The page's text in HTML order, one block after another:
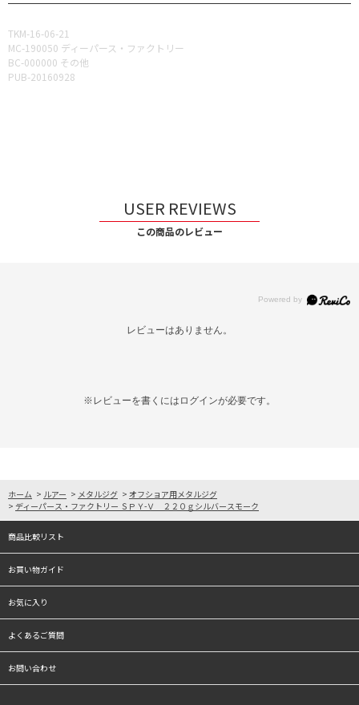
TKM-16-06-21
MC-190050 ディーパース・ファクトリー
BC-000000 その他
PUB-20160928
USER REVIEWS
この商品のレビュー
レビューはありません。
※レビューを書くには ログインが必要です。
ホーム > ルアー > メタルジグ > オフショア用メタルジグ
> ディーパース・ファクトリー ＳＰＹ-Ｖ ２２０ｇシルバースモーク
商品比較リスト
お買い物ガイド
お気に入り
よくあるご質問
お問い合わせ